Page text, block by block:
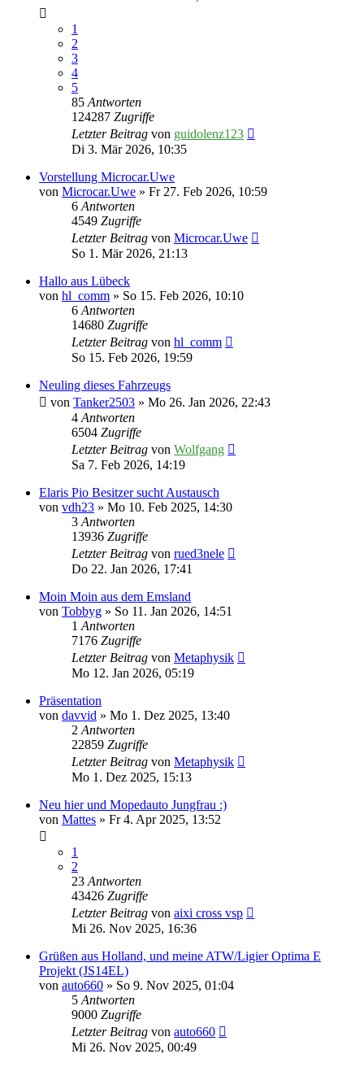
1
2
3
4
5
85Antworten
124287 Zugriffe
Letzter Beitrag von guidolenz123
Di 3. Mär 2026, 10:35
Vorstellung Microcar.Uwe
von Microcar.Uwe » Fr 27. Feb 2026, 10:59
6Antworten
4549 Zugriffe
Letzter Beitrag von Microcar.Uwe
So 1. Mär 2026, 21:13
Hallo aus Lübeck
von hl_comm » So 15. Feb 2026, 10:10
6Antworten
14680 Zugriffe
Letzter Beitrag von hl_comm
So 15. Feb 2026, 19:59
Neuling dieses Fahrzeugs
von Tanker2503 » Mo 26. Jan 2026, 22:43
4Antworten
6504 Zugriffe
Letzter Beitrag von Wolfgang
Sa 7. Feb 2026, 14:19
Elaris Pio Besitzer sucht Austausch
von vdh23 » Mo 10. Feb 2025, 14:30
3Antworten
13936 Zugriffe
Letzter Beitrag von rued3nele
Do 22. Jan 2026, 17:41
Moin Moin aus dem Emsland
von Tobbyg » So 11. Jan 2026, 14:51
1Antworten
7176 Zugriffe
Letzter Beitrag von Metaphysik
Mo 12. Jan 2026, 05:19
Präsentation
von davvid » Mo 1. Dez 2025, 13:40
2Antworten
22859 Zugriffe
Letzter Beitrag von Metaphysik
Mo 1. Dez 2025, 15:13
Neu hier und Mopedauto Jungfrau :)
von Mattes » Fr 4. Apr 2025, 13:52
1
2
23Antworten
43426 Zugriffe
Letzter Beitrag von aixi cross vsp
Mi 26. Nov 2025, 16:36
Grüßen aus Holland, und meine ATW/Ligier Optima E
Projekt (JS14EL)
von auto660 » So 9. Nov 2025, 01:04
5Antworten
9000 Zugriffe
Letzter Beitrag von auto660
Mi 26. Nov 2025, 00:49